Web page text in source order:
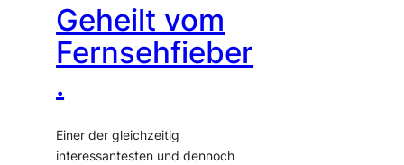
Geheilt vom
Fernsehfieber
.
Einer der gleichzeitig
interessantesten und dennoch